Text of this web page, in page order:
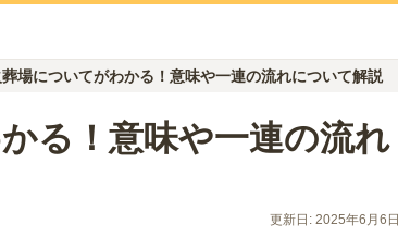
葬場についてがわかる！意味や一連の流れについて解説
る！意味や一連の流れ
更新日: 2025年6月6日